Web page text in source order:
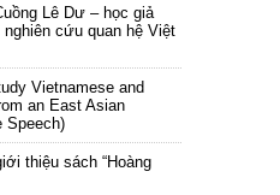
Lê Dư – học giả
cứu quan hệ Việt
Vietnamese and
an East Asian
Speech)
thiệu sách “Hoàng